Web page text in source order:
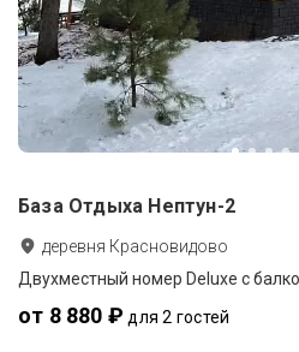
База Отдыха Нептун-2
деревня Красновидово
от 8 880 ₽ для 2 гостей